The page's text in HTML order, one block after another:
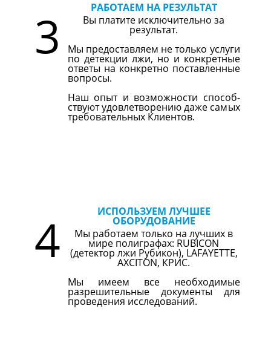
3
РАБОТАЕМ НА РЕЗУЛЬТАТ
Вы платите исключительно за
результат.
Мы предоставляем не только услуги
по детекции лжи, но и конкретные
ответы на конкретно поставленные
вопросы.
Наш опыт и возможности способ-
ствуют удовлетворению даже самых
требовательных Клиентов.
4 ИСПОЛЬЗУЕМ ЛУЧШЕЕ
ОБОРУДОВАНИЕ
Мы работаем только на лучших в
мире полиграфах: RUBICON
(детектор лжи Рубикон), LAFAYETTE,
AXCITON, КРИС.
Мы имеем все необходимые
разрешительные документы для
проведения исследований.